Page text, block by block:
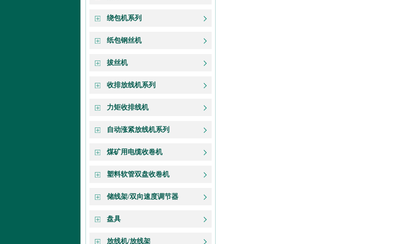
绕包机系列
纸包钢丝机
拔丝机
收排放线机系列
力矩收排线机
自动涨紧放线机系列
煤矿用电缆收卷机
塑料软管双盘收卷机
储线架/双向速度调节器
盘具
放线机/放线架